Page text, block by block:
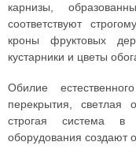
карнизы,
соответствуют
кроны фруктовых
кустарники и цветы
Обилие
перекрытия, светлая
строгая система в
оборудования создают